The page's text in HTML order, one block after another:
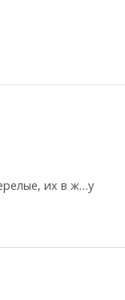
их в ж…у